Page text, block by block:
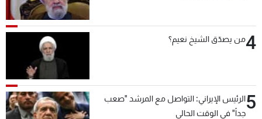
4من يصدّق الشيخ نعيم؟
5الرئيس الإيراني: التواصل مع المرشد "صعب
جداً" في الوقت الحالي